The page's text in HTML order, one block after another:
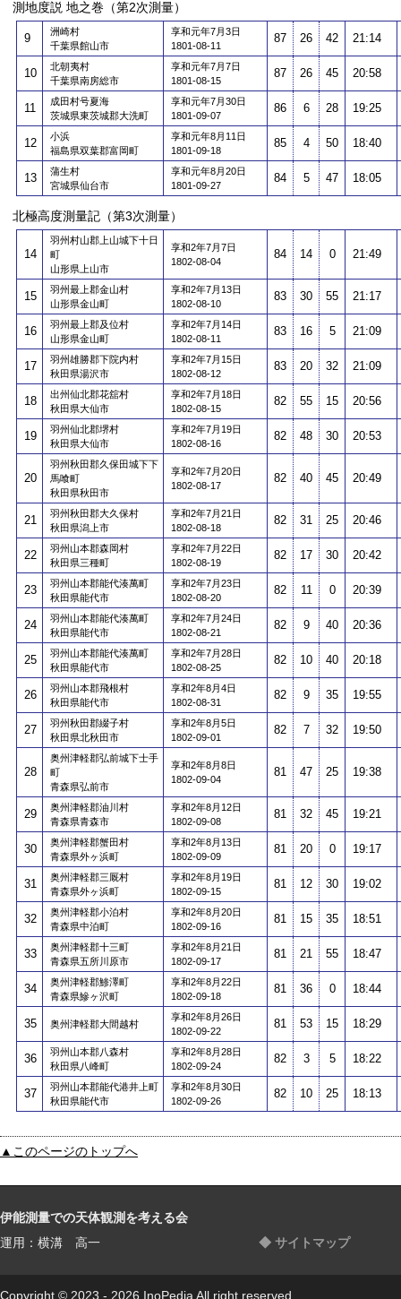
測地度説 地之巻（第2次測量）
9
洲崎村
千葉県館山市
享和元年7月3日
1801-08-11
87 26 42 21:14
10
北朝夷村
千葉県南房総市
享和元年7月7日
1801-08-15
87 26 45 20:58
11
成田村号夏海
茨城県東茨城郡大洗町
享和元年7月30日
1801-09-07
86 6 28 19:25
12
小浜
福島県双葉郡富岡町
享和元年8月11日
1801-09-18
85 4 50 18:40
13
蒲生村
宮城県仙台市
享和元年8月20日
1801-09-27
84 5 47 18:05
北極高度測量記（第3次測量）
14
羽州村山郡上山城下十日
町
山形県上山市
享和2年7月7日
1802-08-04
84 14 0 21:49
15
羽州最上郡金山村
山形県金山町
享和2年7月13日
1802-08-10
83 30 55 21:17
16
羽州最上郡及位村
山形県金山町
享和2年7月14日
1802-08-11
83 16 5 21:09
17
羽州雄勝郡下院内村
秋田県湯沢市
享和2年7月15日
1802-08-12
83 20 32 21:09
18
出州仙北郡花舘村
秋田県大仙市
享和2年7月18日
1802-08-15
82 55 15 20:56
19
羽州仙北郡堺村
秋田県大仙市
享和2年7月19日
1802-08-16
82 48 30 20:53
20
羽州秋田郡久保田城下下
馬喰町
秋田県秋田市
享和2年7月20日
1802-08-17
82 40 45 20:49
21
羽州秋田郡大久保村
秋田県潟上市
享和2年7月21日
1802-08-18
82 31 25 20:46
22
羽州山本郡森岡村
秋田県三種町
享和2年7月22日
1802-08-19
82 17 30 20:42
23
羽州山本郡能代湊萬町
秋田県能代市
享和2年7月23日
1802-08-20
82 11 0 20:39
24
羽州山本郡能代湊萬町
秋田県能代市
享和2年7月24日
1802-08-21
82 9 40 20:36
25
羽州山本郡能代湊萬町
秋田県能代市
享和2年7月28日
1802-08-25
82 10 40 20:18
26
羽州山本郡飛根村
秋田県能代市
享和2年8月4日
1802-08-31
82 9 35 19:55
27
羽州秋田郡綴子村
秋田県北秋田市
享和2年8月5日
1802-09-01
82 7 32 19:50
28
奥州津軽郡弘前城下士手
町
青森県弘前市
享和2年8月8日
1802-09-04
81 47 25 19:38
29
奥州津軽郡油川村
青森県青森市
享和2年8月12日
1802-09-08
81 32 45 19:21
30
奥州津軽郡蟹田村
青森県外ヶ浜町
享和2年8月13日
1802-09-09
81 20 0 19:17
31
奥州津軽郡三厩村
青森県外ヶ浜町
享和2年8月19日
1802-09-15
81 12 30 19:02
32
奥州津軽郡小泊村
青森県中泊町
享和2年8月20日
1802-09-16
81 15 35 18:51
33
奥州津軽郡十三町
青森県五所川原市
享和2年8月21日
1802-09-17
81 21 55 18:47
34
奥州津軽郡鯵澤町
青森県鰺ヶ沢町
享和2年8月22日
1802-09-18
81 36 0 18:44
35 奥州津軽郡大間越村
享和2年8月26日
1802-09-22
81 53 15 18:29
36
羽州山本郡八森村
秋田県八峰町
享和2年8月28日
1802-09-24
82 3 5 18:22
37
羽州山本郡能代港井上町
秋田県能代市
享和2年8月30日
1802-09-26
82 10 25 18:13
▲このページのトップへ
伊能測量での天体観測を考える会
運用：横溝 高一
◆ サイトマップ
Copyright © 2023 - 2026 InoPedia All right reserved.